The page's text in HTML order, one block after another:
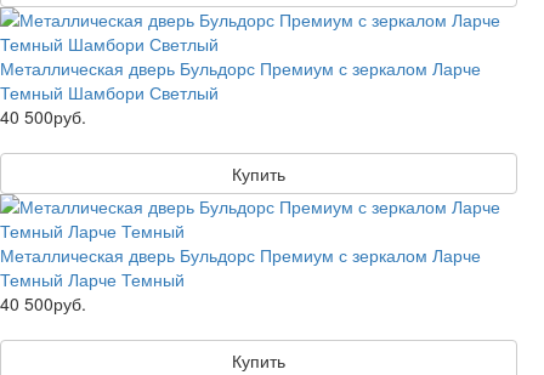
Металлическая дверь Бульдорс Премиум с зеркалом Ларче
Темный Шамбори Светлый
40 500руб.
Купить
Металлическая дверь Бульдорс Премиум с зеркалом Ларче
Темный Ларче Темный
40 500руб.
Купить